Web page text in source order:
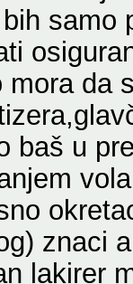
samo
mora da
baš u
znaci
lakirer